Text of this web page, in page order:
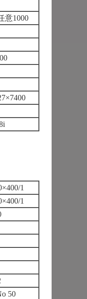
意1000
1
1
50